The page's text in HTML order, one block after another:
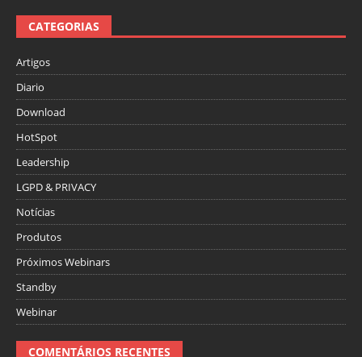
CATEGORIAS
Artigos
Diario
Download
HotSpot
Leadership
LGPD & PRIVACY
Notícias
Produtos
Próximos Webinars
Standby
Webinar
COMENTÁRIOS RECENTES